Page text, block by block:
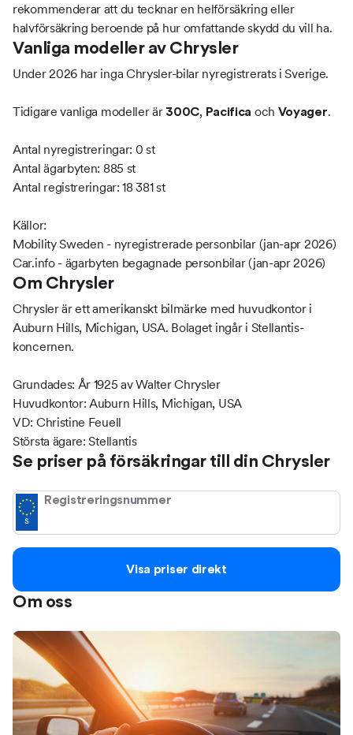
rekommenderar att du tecknar en helförsäkring eller
halvförsäkring beroende på hur omfattande skydd du vill ha.
Vanliga modeller av Chrysler
Under 2026 har inga Chrysler-bilar nyregistrerats i Sverige.
Tidigare vanliga modeller är 300C, Pacifica och Voyager.
Antal nyregistreringar: 0 st
Antal ägarbyten: 885 st
Antal registreringar: 18 381 st
Källor:
Mobility Sweden - nyregistrerade personbilar (jan-apr 2026)
Car.info - ägarbyten begagnade personbilar (jan-apr 2026)
Om Chrysler
Chrysler är ett amerikanskt bilmärke med huvudkontor i
Auburn Hills, Michigan, USA. Bolaget ingår i Stellantis-
koncernen.
Grundades: År 1925 av Walter Chrysler
Huvudkontor: Auburn Hills, Michigan, USA
VD: Christine Feuell
Största ägare: Stellantis
Se priser på försäkringar till din Chrysler
Registreringsnummer
Visa priser direkt
Om oss